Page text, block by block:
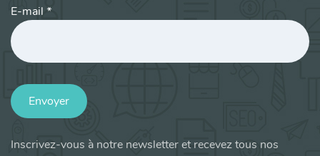
E-mail *
Envoyer
Inscrivez-vous à notre newsletter et recevez tous nos